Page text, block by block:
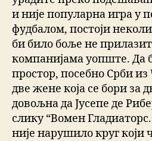
и није популарна игра у
фудбалом, постоји
би било боље не
компанијама уопште. Да
простор, посебно Срби
две жене која се бори за
довољна да Јусепе де
слику “Вомен
није нарушило круг који